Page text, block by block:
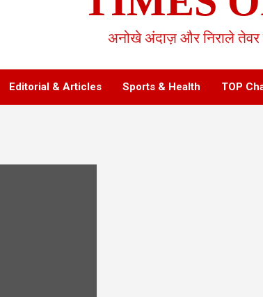
अनोखे अंदाज़ और निराले
Editorial & Articles Sports & Health TOP